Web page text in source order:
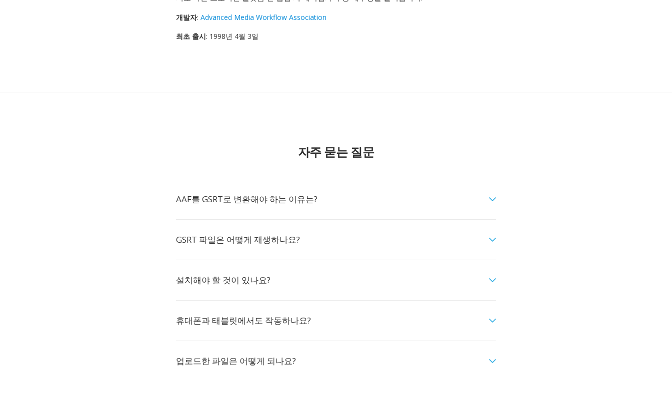
개발자: Advanced Media Workflow Association
최초 출시: 1998년 4월 3일
자주 묻는 질문
AAF를 GSRT로 변환해야 하는 이유는?
GSRT 파일은 어떻게 재생하나요?
설치해야 할 것이 있나요?
휴대폰과 태블릿에서도 작동하나요?
업로드한 파일은 어떻게 되나요?